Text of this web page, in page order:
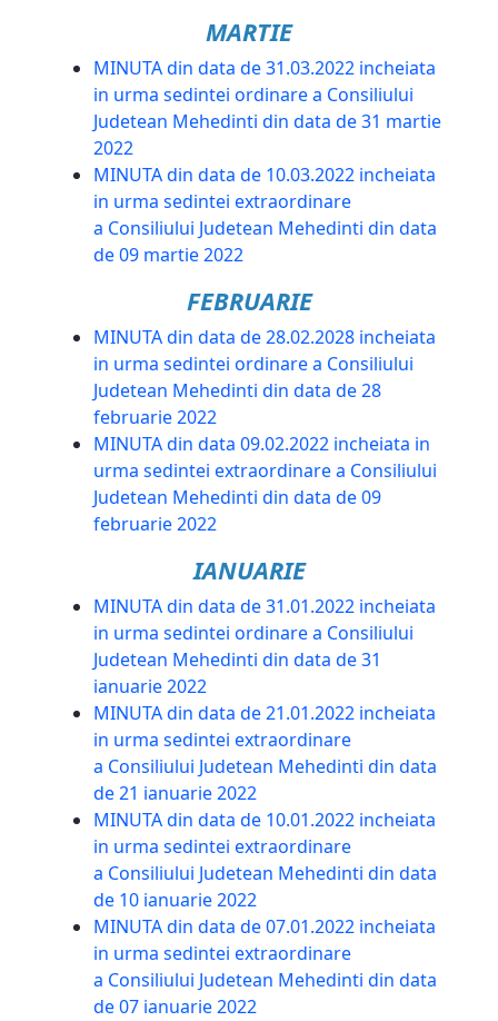
MARTIE
MINUTA din data de 31.03.2022 incheiata
in urma sedintei ordinare a Consiliului
Judetean Mehedinti din data de 31 martie
2022
MINUTA din data de 10.03.2022 incheiata
in urma sedintei extraordinare
a Consiliului Judetean Mehedinti din data
de 09 martie 2022
FEBRUARIE
MINUTA din data de 28.02.2028 incheiata
in urma sedintei ordinare a Consiliului
Judetean Mehedinti din data de 28
februarie 2022
MINUTA din data 09.02.2022 incheiata in
urma sedintei extraordinare a Consiliului
Judetean Mehedinti din data de 09
februarie 2022
IANUARIE
MINUTA din data de 31.01.2022 incheiata
in urma sedintei ordinare a Consiliului
Judetean Mehedinti din data de 31
ianuarie 2022
MINUTA din data de 21.01.2022 incheiata
in urma sedintei extraordinare
a Consiliului Judetean Mehedinti din data
de 21 ianuarie 2022
MINUTA din data de 10.01.2022 incheiata
in urma sedintei extraordinare
a Consiliului Judetean Mehedinti din data
de 10 ianuarie 2022
MINUTA din data de 07.01.2022 incheiata
in urma sedintei extraordinare
a Consiliului Judetean Mehedinti din data
de 07 ianuarie 2022